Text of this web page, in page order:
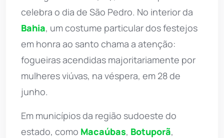
celebra o dia de São Pedro. No interior da
Bahia, um costume particular dos festejos
em honra ao santo chama a atenção:
fogueiras acendidas majoritariamente por
mulheres viúvas, na véspera, em 28 de
junho.
Em municípios da região sudoeste do
estado, como Macaúbas, Botuporã,